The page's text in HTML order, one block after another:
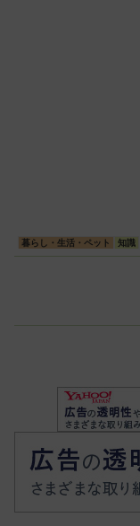
暮らし・生活・ペット 知識